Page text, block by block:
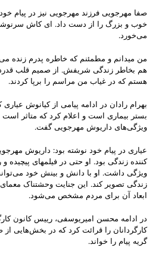
صفا مهرجویی فرزند مهرجویی نیز در پیام خود
خوب و بزرگ را از دست داد. ای کاش
می‌خورد.
من میدانم و مطمئنم که خاطره پدرم زنده
هم بخاطر زندگی شریفش. از صمیم قلب
هستم که در غیاب من مراسم را برپا کردند.
بهرام رادان در ادامه پیامی از کیانوش عیاری
بستر بیماری است و اعلام کرد که متاثر است
ویژگی‌های داریوش مهرجویی گفت.
عیاری در پیام خود نوشته بود: داریوش
کننده زندگی بود. او حتی در فیلمهای پیچیده
ویژگی داشت. او با دانش و بینش خود
زندگی تصویر کند. این جنایت وحشتناک
ابعاد آن برای مردم مشخص می‌شود.
در ادامه محسن امیریوسفی، رییس کانون
کارگردانان را قرائت کرد که در بخش‌هایی
گریه پیام را خواند.